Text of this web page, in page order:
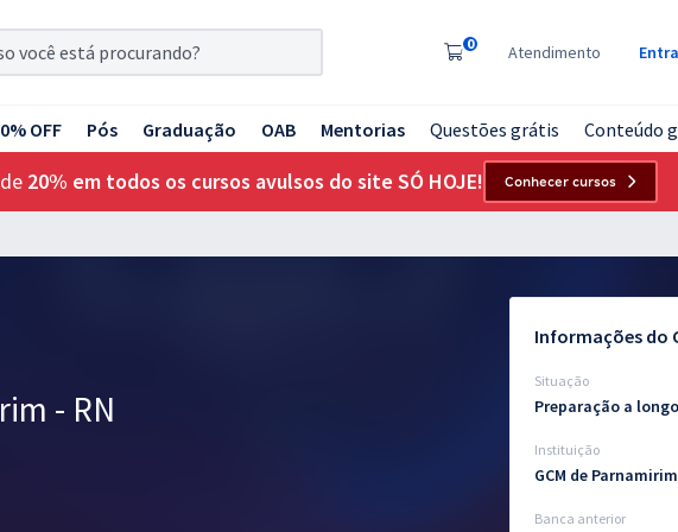
0 Atendimento
OFF Pós Graduação OAB Mentorias Questões grátis Conteúdo
20% em todos os cursos avulsos do site SÓ HOJE! Conhecer cursos
- RN
Informações do
Situação
Preparação a
Instituição
GCM de
Banca anterior